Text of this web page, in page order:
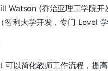
Watson (乔治亚理工学院开
利大学开发，专门 Level
可以简化教师工作流程，提